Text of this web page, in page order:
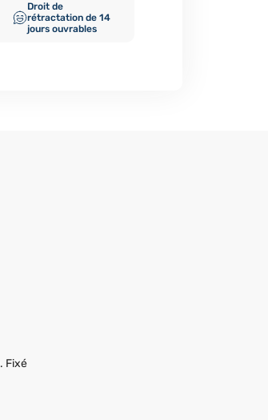
Droit de
rétractation de 14
jours ouvrables
Fixé